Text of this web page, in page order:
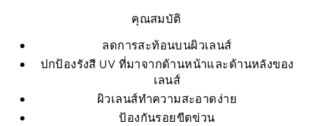
คุณสมบัติ
ลดการสะท้อนบนผิวเลนส์
ปกป้องรังสี UV ที่มาจากด้านหน้าและด้านหลังของ
เลนส์
ผิวเลนส์ทำความสะอาดง่าย
ป้องกันรอยขีดข่วน